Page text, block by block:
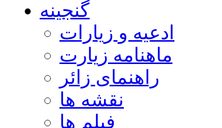
گنجینه
ادعیه و زیارات
ماهنامه زیارت
راهنمای زائر
نقشه ها
فیلم ها